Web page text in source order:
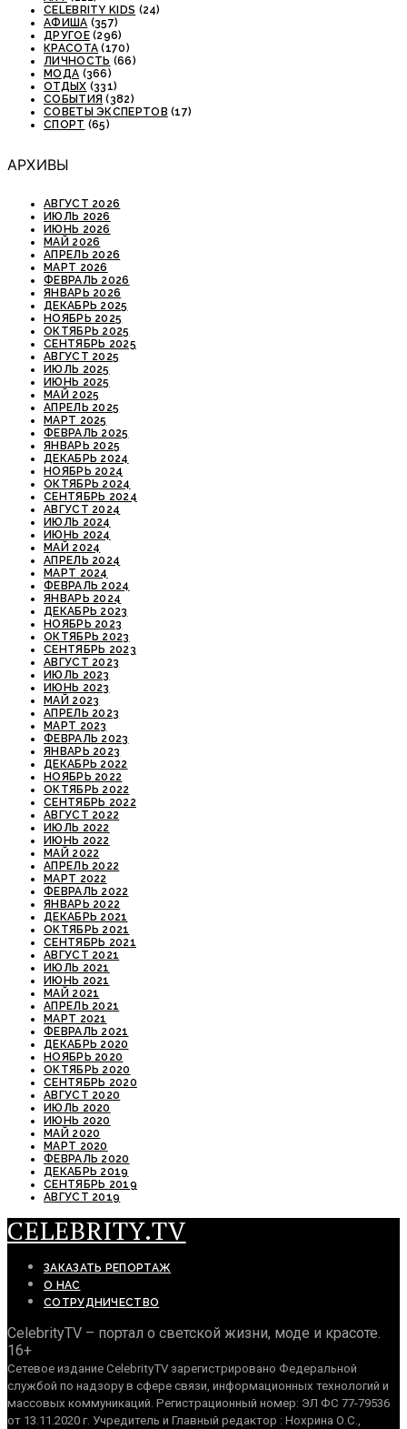
CELEBRITY KIDS (24)
АФИША (357)
ДРУГОЕ(296)
КРАСОТА (170)
ЛИЧНОСТЬ (66)
МОДА (366)
ОТДЫХ (331)
СОБЫТИЯ (382)
СОВЕТЫ ЭКСПЕРТОВ (17)
СПОРТ (65)
АРХИВЫ
АВГУСТ 2026
ИЮЛЬ 2026
ИЮНЬ 2026
МАЙ 2026
АПРЕЛЬ 2026
МАРТ 2026
ФЕВРАЛЬ 2026
ЯНВАРЬ 2026
ДЕКАБРЬ 2025
НОЯБРЬ 2025
ОКТЯБРЬ 2025
СЕНТЯБРЬ 2025
АВГУСТ 2025
ИЮЛЬ 2025
ИЮНЬ 2025
МАЙ 2025
АПРЕЛЬ 2025
МАРТ 2025
ФЕВРАЛЬ 2025
ЯНВАРЬ 2025
ДЕКАБРЬ 2024
НОЯБРЬ 2024
ОКТЯБРЬ 2024
СЕНТЯБРЬ 2024
АВГУСТ 2024
ИЮЛЬ 2024
ИЮНЬ 2024
МАЙ 2024
АПРЕЛЬ 2024
МАРТ 2024
ФЕВРАЛЬ 2024
ЯНВАРЬ 2024
ДЕКАБРЬ 2023
НОЯБРЬ 2023
ОКТЯБРЬ 2023
СЕНТЯБРЬ 2023
АВГУСТ 2023
ИЮЛЬ 2023
ИЮНЬ 2023
МАЙ 2023
АПРЕЛЬ 2023
МАРТ 2023
ФЕВРАЛЬ 2023
ЯНВАРЬ 2023
ДЕКАБРЬ 2022
НОЯБРЬ 2022
ОКТЯБРЬ 2022
СЕНТЯБРЬ 2022
АВГУСТ 2022
ИЮЛЬ 2022
ИЮНЬ 2022
МАЙ 2022
АПРЕЛЬ 2022
МАРТ 2022
ФЕВРАЛЬ 2022
ЯНВАРЬ 2022
ДЕКАБРЬ 2021
ОКТЯБРЬ 2021
СЕНТЯБРЬ 2021
АВГУСТ 2021
ИЮЛЬ 2021
ИЮНЬ 2021
МАЙ 2021
АПРЕЛЬ 2021
МАРТ 2021
ФЕВРАЛЬ 2021
ДЕКАБРЬ 2020
НОЯБРЬ 2020
ОКТЯБРЬ 2020
СЕНТЯБРЬ 2020
АВГУСТ 2020
ИЮЛЬ 2020
ИЮНЬ 2020
МАЙ 2020
МАРТ 2020
ФЕВРАЛЬ 2020
ДЕКАБРЬ 2019
СЕНТЯБРЬ 2019
АВГУСТ 2019
CELEBRITY.TV
ЗАКАЗАТЬ РЕПОРТАЖ
О НАС
СОТРУДНИЧЕСТВО
CelebrityTV – портал о светской жизни, моде и красоте.
16+
Сетевое издание CelebrityTV зарегистрировано Федеральной
службой по надзору в сфере связи, информационных технологий и
массовых коммуникаций. Регистрационный номер: ЭЛ ФС 77-79536
от 13.11.2020 г. Учредитель и Главный редактор : Нохрина О.С.,